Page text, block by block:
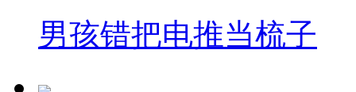
男孩错把电推当梳子